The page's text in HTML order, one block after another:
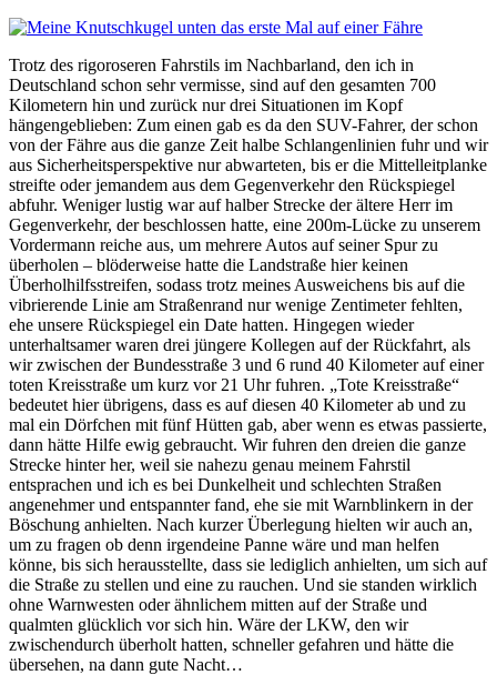
Trotz des rigoroseren Fahrstils im Nachbarland, den ich in
Deutschland schon sehr vermisse, sind auf den gesamten 700
Kilometern hin und zurück nur drei Situationen im Kopf
hängengeblieben: Zum einen gab es da den SUV-Fahrer, der schon
von der Fähre aus die ganze Zeit halbe Schlangenlinien fuhr und wir
aus Sicherheitsperspektive nur abwarteten, bis er die Mittelleitplanke
streifte oder jemandem aus dem Gegenverkehr den Rückspiegel
abfuhr. Weniger lustig war auf halber Strecke der ältere Herr im
Gegenverkehr, der beschlossen hatte, eine 200m-Lücke zu unserem
Vordermann reiche aus, um mehrere Autos auf seiner Spur zu
überholen – blöderweise hatte die Landstraße hier keinen
Überholhilfsstreifen, sodass trotz meines Ausweichens bis auf die
vibrierende Linie am Straßenrand nur wenige Zentimeter fehlten,
ehe unsere Rückspiegel ein Date hatten. Hingegen wieder
unterhaltsamer waren drei jüngere Kollegen auf der Rückfahrt, als
wir zwischen der Bundesstraße 3 und 6 rund 40 Kilometer auf einer
toten Kreisstraße um kurz vor 21 Uhr fuhren. „Tote Kreisstraße“
bedeutet hier übrigens, dass es auf diesen 40 Kilometer ab und zu
mal ein Dörfchen mit fünf Hütten gab, aber wenn es etwas passierte,
dann hätte Hilfe ewig gebraucht. Wir fuhren den dreien die ganze
Strecke hinter her, weil sie nahezu genau meinem Fahrstil
entsprachen und ich es bei Dunkelheit und schlechten Straßen
angenehmer und entspannter fand, ehe sie mit Warnblinkern in der
Böschung anhielten. Nach kurzer Überlegung hielten wir auch an,
um zu fragen ob denn irgendeine Panne wäre und man helfen
könne, bis sich herausstellte, dass sie lediglich anhielten, um sich auf
die Straße zu stellen und eine zu rauchen. Und sie standen wirklich
ohne Warnwesten oder ähnlichem mitten auf der Straße und
qualmten glücklich vor sich hin. Wäre der LKW, den wir
zwischendurch überholt hatten, schneller gefahren und hätte die
übersehen, na dann gute Nacht…